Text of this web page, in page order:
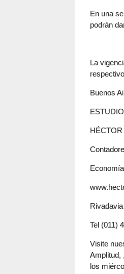
En una
podrán
La
Buenos
ESTUDIO
Tel (011)
Visite
Amplitud,
los